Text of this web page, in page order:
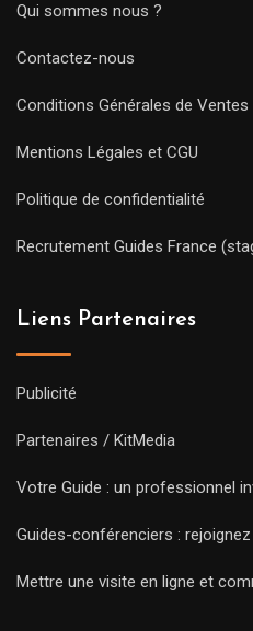
Qui sommes nous ?
Contactez-nous
Conditions Générales de Ventes
Mentions Légales et CGU
Politique de confidentialité
Recrutement Guides France
Liens Partenaires
Publicité
Partenaires / KitMedia
Votre Guide : un professionnel
Guides-conférenciers :
Mettre une visite en ligne et